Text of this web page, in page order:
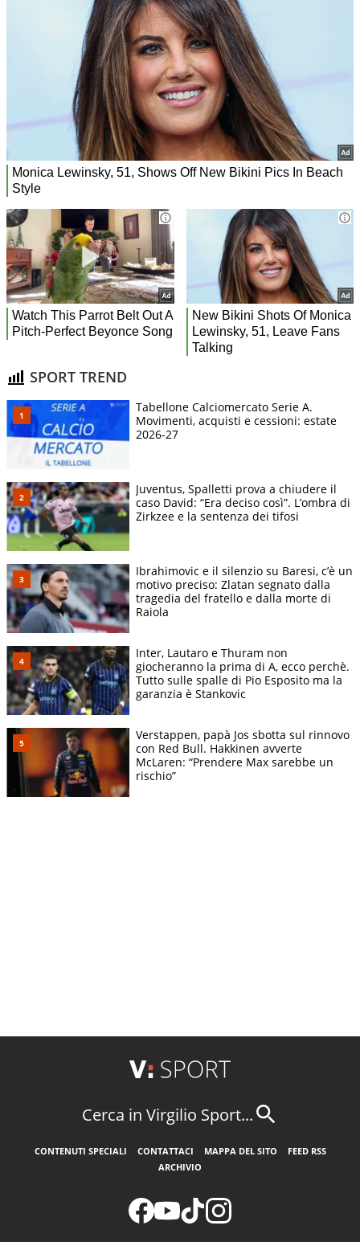
SPORT TREND
Tabellone Calciomercato Serie A.
Movimenti, acquisti e cessioni: estate
2026-27
Juventus, Spalletti prova a chiudere il
caso David: “Era deciso così”. L’ombra di
Zirkzee e la sentenza dei tifosi
Ibrahimovic e il silenzio su Baresi, c’è un
motivo preciso: Zlatan segnato dalla
tragedia del fratello e dalla morte di
Raiola
Inter, Lautaro e Thuram non
giocheranno la prima di A, ecco perchè.
Tutto sulle spalle di Pio Esposito ma la
garanzia è Stankovic
Verstappen, papà Jos sbotta sul rinnovo
con Red Bull. Hakkinen avverte
McLaren: “Prendere Max sarebbe un
rischio”
Cerca in Virgilio Sport...
CONTENUTI SPECIALI CONTATTACI MAPPA DEL SITO
FEED RSS
ARCHIVIO